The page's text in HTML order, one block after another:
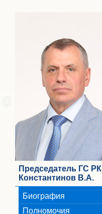
Председатель ГС РК
Константинов В.А.
Биография
Полномочия